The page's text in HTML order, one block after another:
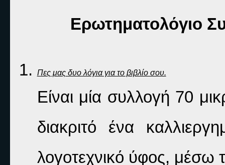
Ερωτηματολόγιο
Πες μας δυο λόγια για το βιβλίο σου.
Είναι μία συλλογή 70
διακριτό ένα
λογοτεχνικό ύφος, μέσω